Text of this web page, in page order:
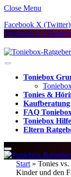
Close Menu
Facebook X (Twitter)
Facebook X (Twitter)
Toniebox
Tonies &
Kaufberatung
FAQ
Toniebox Hilfe
Eltern
Start » Tonies
Kinder und den